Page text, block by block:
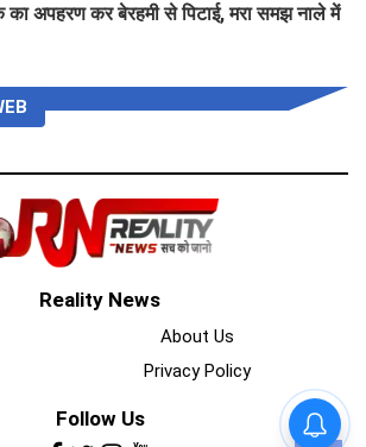
अपहरण कर बेरहमी से पिटाई, मरा समझ नाले में
Reality News
About Us
Privacy Policy
Follow Us